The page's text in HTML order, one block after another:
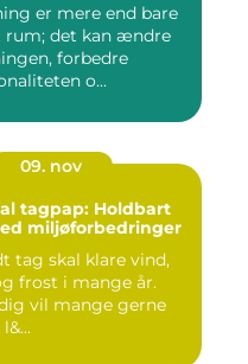
er mere end bare
rum; det kan ændre
forbedre
o...
09. nov
tagpap: Holdbart
miljøforbedringer
tag skal klare vind,
frost i mange år.
vil mange gerne